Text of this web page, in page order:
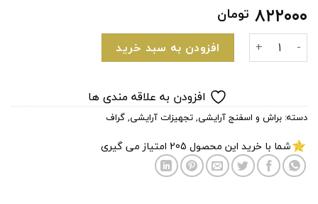
۸۲۲۰۰۰ تومان
براش سر تخت شماره ۰ گراف عددافزودن به سبد خرید
افزودن به علاقه مندی ها
دسته: براش و اسفنج آرایشی,تجهیزات آرایشی,گراف
شما با خرید این محصول 205 امتیاز می گیری